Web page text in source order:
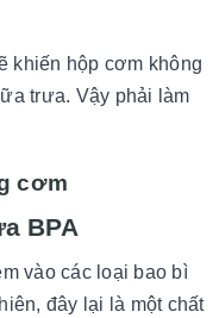
khiến hộp cơm không
trưa. Vậy phải làm
cơm
BPA
vào các loại bao bì
đây lại là một chất